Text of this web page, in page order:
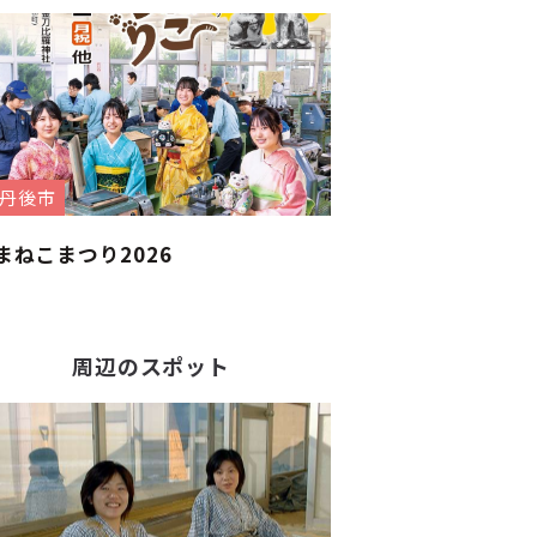
後市
ねこまつり2026
周辺のスポット